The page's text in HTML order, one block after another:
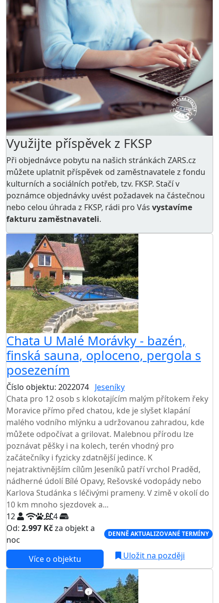
Využijte příspěvek z FKSP
Při objednávce pobytu na našich stránkách ZARS.cz
můžete uplatnit příspěvek od zaměstnavatele z fondu
kulturních a sociálních potřeb, tzv. FKSP. Stačí v
poznámce objednávky uvést požadavek na částečnou
nebo celou úhrada z FKSP, rádi pro Vás vystavíme
fakturu zaměstnavateli.
Chata U Malé Morávky - bazén,
finská sauna, oploceno, pergola s
posezením
Číslo objektu: 2022074 Jeseníky
Chata pro 12 osob s klokotajícím malým přítokem řeky
Moravice přímo před chatou, kde je slyšet klapání
malého vodního mlýnku a udržovanou zahradou, kde
můžete odpočívat a grilovat. Malebnou přírodu lze
poznávat pěšky i na kolech, terén vhodný pro
začátečníky i fyzicky zdatnější jedince. K
nejatraktivnějším cílům Jeseníků patří vrchol Praděd,
nádherné údolí Bílé Opavy, Rešovské vodopády nebo
Karlova Studánka s léčivými prameny. V zimě v okolí do
10 km mnoho sjezdovek a...
12
4
Od: 2.997 Kčza objekt a
noc
DENNĚ AKTUALIZOVANÉ TERMÍNY
Více o objektu Uložit na později